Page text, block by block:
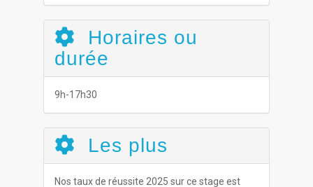
Horaires ou
durée
9h-17h30
Les plus
Nos taux de réussite 2025 sur ce stage est